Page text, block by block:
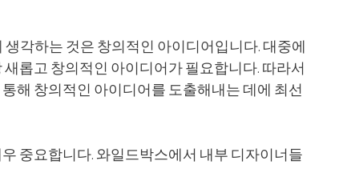
각하는 것은 창의적인 아이디어입니다. 대중에
롭고 창의적인 아이디어가 필요합니다. 따라서
해 창의적인 아이디어를 도출해내는 데에 최선
중요합니다. 와일드박스에서 내부 디자이너들